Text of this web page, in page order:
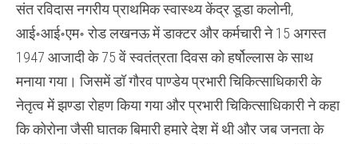
साथ
मनाया
संत रविदास नगरीय प्राथमिक स्वास्थ्य केंद्र डूडा कलोनी,
आई॰आई॰एम॰ रोड लखनऊ में डाक्टर और कर्मचारी ने 15 अगस्त
1947 आजादी के 75 वें स्वतंत्रता दिवस को हर्षोल्लास के साथ
मनाया गया। जिसमें डॉ गौरव पाण्डेय प्रभारी चिकित्साधिकारी के
नेतृत्व में झण्डा रोहण किया गया और प्रभारी चिकित्साधिकारी ने कहा
कि कोरोना जैसी घातक बिमारी हमारे देश में थी और जब जनता के